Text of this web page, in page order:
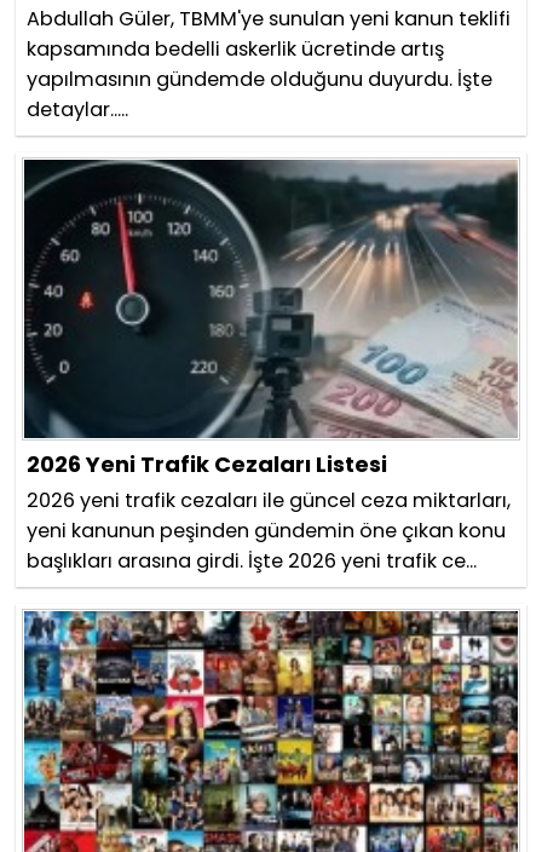
Abdullah Güler, TBMM'ye sunulan yeni kanun teklifi
kapsamında bedelli askerlik ücretinde artış
yapılmasının gündemde olduğunu duyurdu. İşte
detaylar.....
2026 Yeni Trafik Cezaları Listesi
2026 yeni trafik cezaları ile güncel ceza miktarları,
yeni kanunun peşinden gündemin öne çıkan konu
başlıkları arasına girdi. İşte 2026 yeni trafik ce...